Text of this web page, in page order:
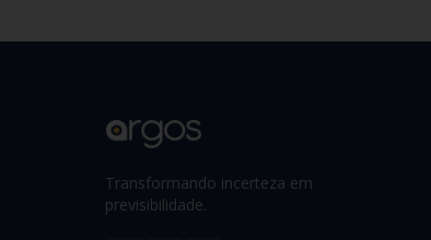
Transformando incerteza em
previsibilidade.